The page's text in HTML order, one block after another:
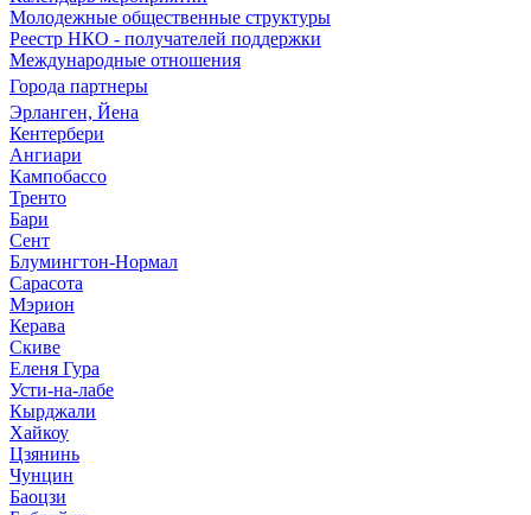
Молодежные общественные структуры
Реестр НКО - получателей поддержки
Международные отношения
Города партнеры
Эрланген, Йена
Кентербери
Ангиари
Кампобассо
Тренто
Бари
Сент
Блумингтон-Нормал
Сарасота
Мэрион
Керава
Скиве
Еленя Гура
Усти-на-лабе
Кырджали
Хайкоу
Цзянинь
Чунцин
Баоцзи